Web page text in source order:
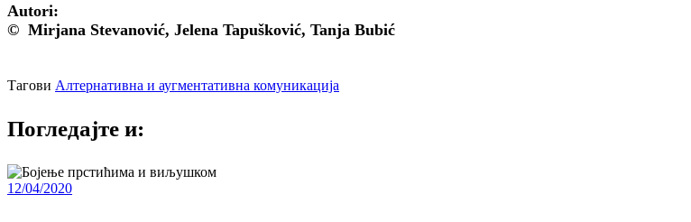
Autori:
© Mirjana Stevanović, Jelena Tapušković, Tanja Bubić
Тагови Алтернативна и аугментативна комуникација
Погледајте и:
12/04/2020